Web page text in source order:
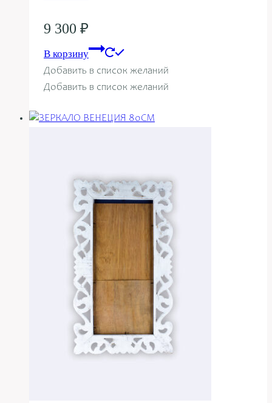
9 300 ₽
В корзину
Добавить в список желаний
Добавить в список желаний